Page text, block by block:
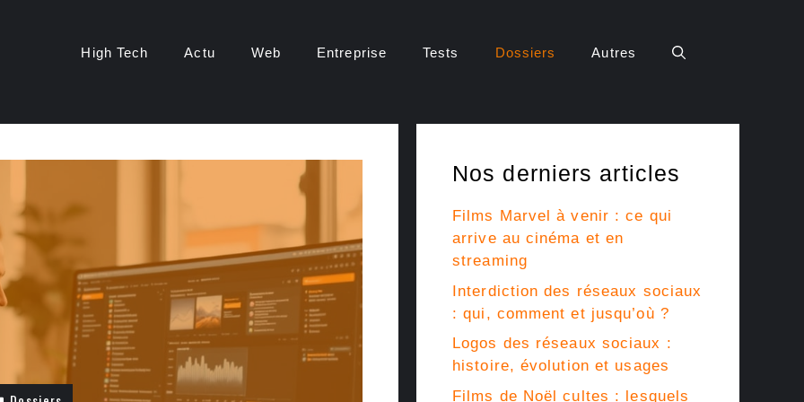
High Tech Actu Web Entreprise Tests Dossiers Autres
Nos derniers articles
Films Marvel à venir : ce qui
arrive au cinéma et en
streaming
Interdiction des réseaux sociaux
: qui, comment et jusqu’où ?
Logos des réseaux sociaux :
histoire, évolution et usages
Films de Noël cultes : lesquels